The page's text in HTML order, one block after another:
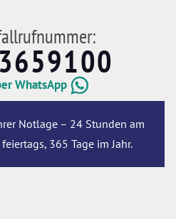
WhatsApp
Notlage – 24 Stunden am
365 Tage im Jahr.